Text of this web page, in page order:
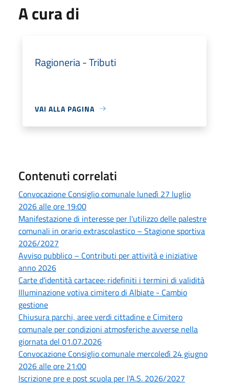
A cura di
Ragioneria - Tributi
VAI ALLA PAGINA
Contenuti correlati
Convocazione Consiglio comunale lunedì 27 luglio
2026 alle ore 19:00
Manifestazione di interesse per l'utilizzo delle palestre
comunali in orario extrascolastico – Stagione sportiva
2026/2027
Avviso pubblico – Contributi per attività e iniziative
anno 2026
Carte d'identità cartacee: ridefiniti i termini di validità
Illuminazione votiva cimitero di Albiate - Cambio
gestione
Chiusura parchi, aree verdi cittadine e Cimitero
comunale per condizioni atmosferiche avverse nella
giornata del 01.07.2026
Convocazione Consiglio comunale mercoledì 24 giugno
2026 alle ore 21:00
Iscrizione pre e post scuola per l'A.S. 2026/2027